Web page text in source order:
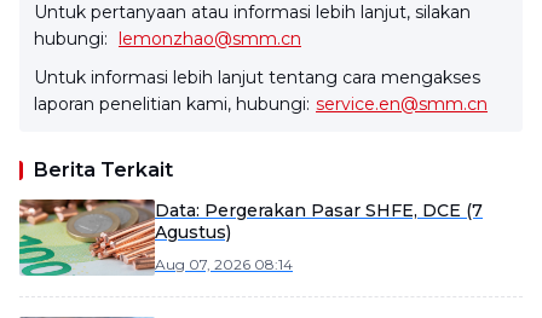
Untuk pertanyaan atau informasi lebih lanjut, silakan
hubungi: lemonzhao@smm.cn
Untuk informasi lebih lanjut tentang cara mengakses
laporan penelitian kami, hubungi: service.en@smm.cn
Berita Terkait
Data: Pergerakan Pasar SHFE, DCE (7
Agustus)
Aug 07, 2026 08:14